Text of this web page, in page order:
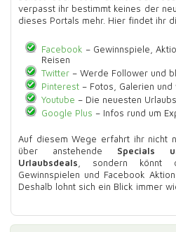
verpasst ihr bestimmt keines der
dieses Portals mehr. Hier findet ihr
Facebook – Gewinnspiele,
Reisen
Twitter– Werde Follower und
Pinterest– Fotos, Galerien und
Youtube – Die neuesten
Google Plus – Infos rund um
Auf diesem Wege erfahrt ihr nicht
über anstehende Specials
Urlaubsdeals, sondern könnt
Gewinnspielen und Facebook
Deshalb lohnt sich ein Blick immer